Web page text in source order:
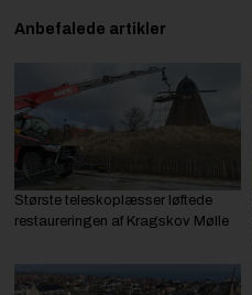
Anbefalede artikler
Største teleskoplæsser løftede
restaureringen af Kragskov Mølle